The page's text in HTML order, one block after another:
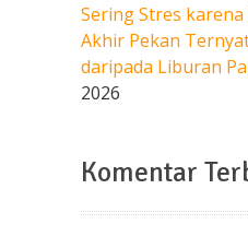
Sering Stres
Akhir Pekan
daripada Liburan
2026
Komentar